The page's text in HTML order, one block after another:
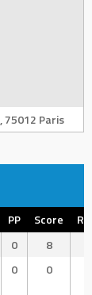
75012 Paris
PP Score
0 8
0 0